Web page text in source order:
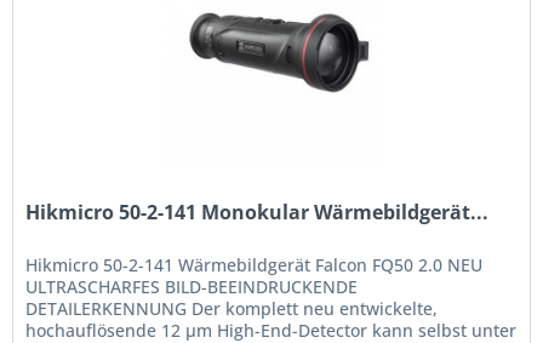
Hikmicro 50-2-141 Monokular Wärmebildgerät...
Hikmicro 50-2-141 Wärmebildgerät Falcon FQ50 2.0 NEU
ULTRASCHARFES BILD-BEEINDRUCKENDE
DETAILERKENNUNG Der komplett neu entwickelte,
hochauflösende 12 µm High-End-Detector kann selbst unter